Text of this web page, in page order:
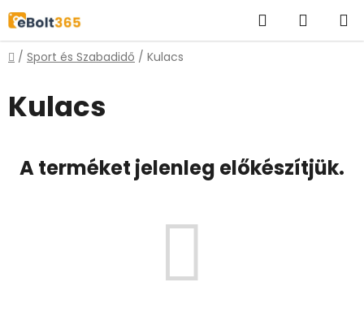
Ugrás
fő
tartalomhoz
KeresésKOSÁR
Kezdőlap
/ Sport és Szabadidő / Kulacs
Kulacs
A terméket jelenleg előkészítjük.